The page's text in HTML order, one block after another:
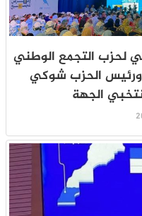
لحزب التجمع الوطني
ورئيس الحزب شوكي
الجهة